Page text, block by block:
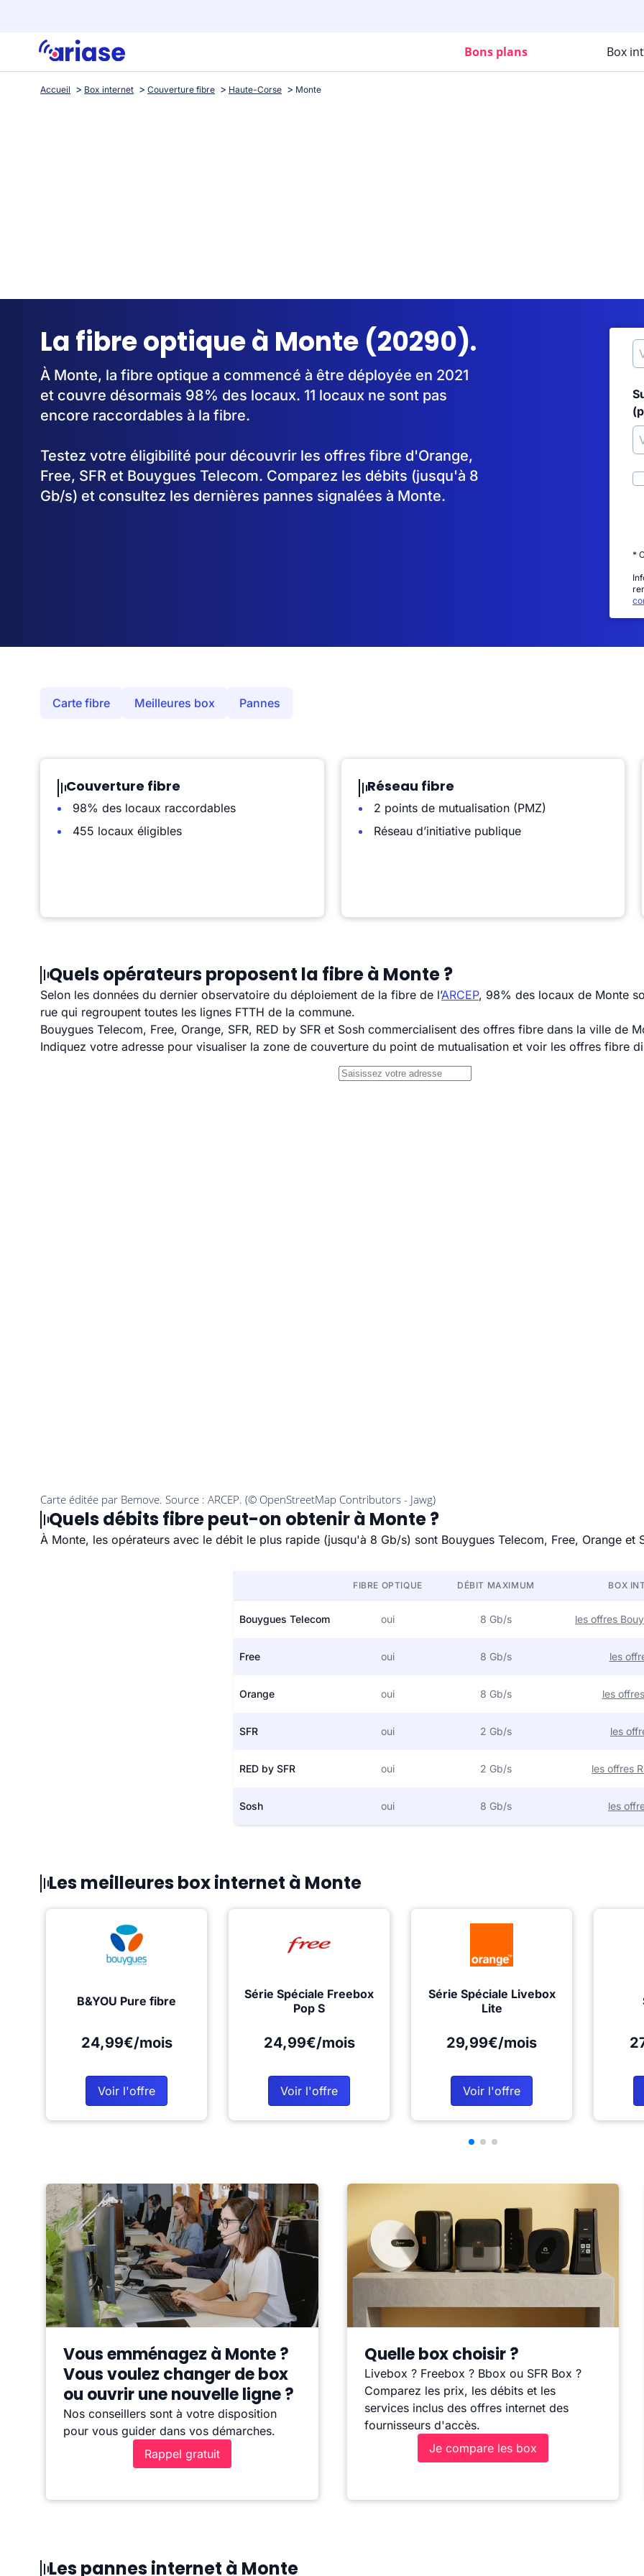
Bons plans Box
Accueil Box internet Couverture fibre Haute-Corse Monte
La fibre optique à Monte (20290).
À Monte, la fibre optique a commencé à être déployée en 2021
et couvre désormais 98% des locaux. 11 locaux ne sont pas
encore raccordables à la fibre.
Testez votre éligibilité pour découvrir les offres fibre d'Orange,
Free, SFR et Bouygues Telecom. Comparez les débits (jusqu'à 8
Gb/s) et consultez les dernières pannes signalées à Monte.
*
Carte fibre Meilleures box Pannes
Couverture fibre
98% des locaux raccordables
455 locaux éligibles
Réseau fibre
2 points de mutualisation (PMZ)
Réseau d’initiative publique
Quels opérateurs proposent la fibre à Monte ?
Selon les données du dernier observatoire du déploiement de la fibre de l’ARCEP, 98% des locaux de Monte
rue qui regroupent toutes les lignes FTTH de la commune.
Bouygues Telecom, Free, Orange, SFR, RED by SFR et Sosh commercialisent des offres fibre dans la ville de
Indiquez votre adresse pour visualiser la zone de couverture du point de mutualisation et voir les offres fibre
Quels débits fibre peut-on obtenir à Monte ?
À Monte, les opérateurs avec le débit le plus rapide (jusqu'à 8 Gb/s) sont Bouygues Telecom, Free, Orange et
FIBRE OPTIQUE DÉBIT MAXIMUM BOX
Bouygues Telecom oui 8 Gb/s les offres
Free oui 8 Gb/s les
Orange oui 8 Gb/s les
SFR oui 2 Gb/s les
RED by SFR oui 2 Gb/s les offres
Sosh oui 8 Gb/s les
Les meilleures box internet à Monte
B&YOU Pure fibre
24,99€/mois
Voir l'offre
Série Spéciale Freebox
Pop S
24,99€/mois
Voir l'offre
Série Spéciale Livebox
Lite
29,99€/mois
Voir l'offre
Vous emménagez à Monte ?
Vous voulez changer de box
ou ouvrir une nouvelle ligne ?
Nos conseillers sont à votre disposition
pour vous guider dans vos démarches.
Rappel gratuit
Quelle box choisir ?
Livebox ? Freebox ? Bbox ou SFR Box ?
Comparez les prix, les débits et les
services inclus des offres internet des
fournisseurs d'accès.
Je compare les box
Les pannes internet à Monte